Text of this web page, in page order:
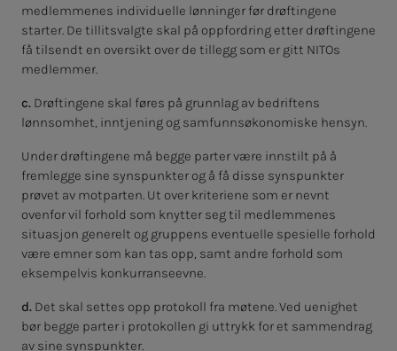
medlemmenes individuelle lønninger før drøftingene
starter. De tillitsvalgte skal på oppfordring etter drøftingene
få tilsendt en oversikt over de tillegg som er gitt NITOs
medlemmer.
c. Drøftingene skal føres på grunnlag av bedriftens
lønnsomhet, inntjening og samfunnsøkonomiske hensyn.
Under drøftingene må begge parter være innstilt på å
fremlegge sine synspunkter og å få disse synspunkter
prøvet av motparten. Ut over kriteriene som er nevnt
ovenfor vil forhold som knytter seg til medlemmenes
situasjon generelt og gruppens eventuelle spesielle forhold
være emner som kan tas opp, samt andre forhold som
eksempelvis konkurranseevne.
d. Det skal settes opp protokoll fra møtene. Ved uenighet
bør begge parter i protokollen gi uttrykk for et sammendrag
av sine synspunkter.